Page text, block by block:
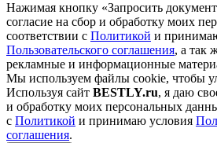
Нажимая кнопку «Запросить
согласие на сбор и обработку моих
соответствии с Политикой и
Пользовательского соглашения, а так
рекламные и информационные
Мы используем файлы cookie, чтобы
Используя сайт BESTLY.ru, я даю
и обработку моих персональных
с Политикой и принимаю условия
соглашения.